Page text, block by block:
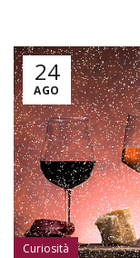
24
AGO
Curiosità